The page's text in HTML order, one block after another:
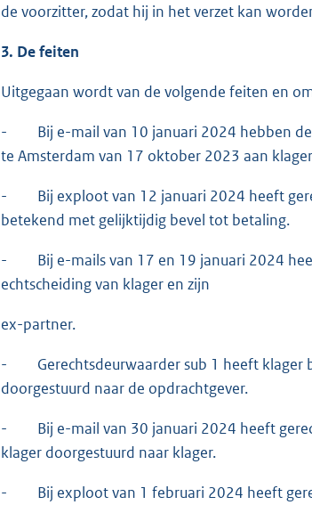
de voorzitter, zodat hij in het verzet kan
3. De feiten
Uitgegaan wordt van de volgende feiten en
- Bij e-mail van 10 januari 2024 hebben de
te Amsterdam van 17 oktober 2023 aan
- Bij exploot van 12 januari 2024 heeft
betekend met gelijktijdig bevel tot betaling.
- Bij e-mails van 17 en 19 januari 2024
echtscheiding van klager en zijn
ex-partner.
- Gerechtsdeurwaarder sub 1 heeft klager
doorgestuurd naar de opdrachtgever.
- Bij e-mail van 30 januari 2024 heeft
klager doorgestuurd naar klager.
- Bij exploot van 1 februari 2024 heeft